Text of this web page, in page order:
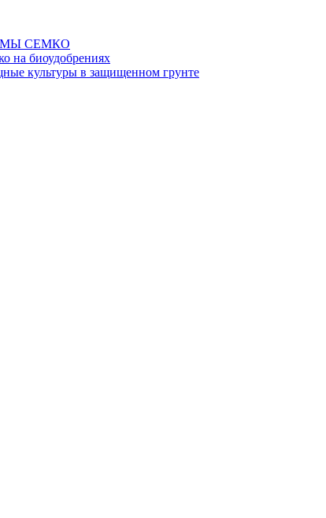
СЕМКО
на биоудобрениях
культуры в защищенном грунте